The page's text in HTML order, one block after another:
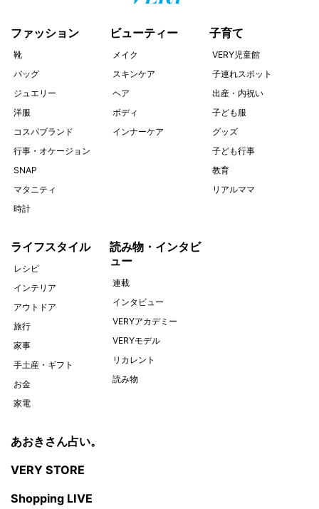
ファッション
靴
バッグ
ジュエリー
洋服
コスパブランド
行事・オケージョン
SNAP
マタニティ
時計
ビューティー
メイク
スキンケア
ヘア
ボディ
インナーケア
子育て
VERY児童館
子連れスポット
出産・内祝い
子ども服
グッズ
子ども行事
教育
リアルママ
ライフスタイル
レシピ
インテリア
アウトドア
旅行
家事
手土産・ギフト
お金
家電
読み物・インタビ
ュー
連載
インタビュー
VERYアカデミー
VERYモデル
リカレント
読み物
あおきさん占い。
VERY STORE
Shopping LIVE